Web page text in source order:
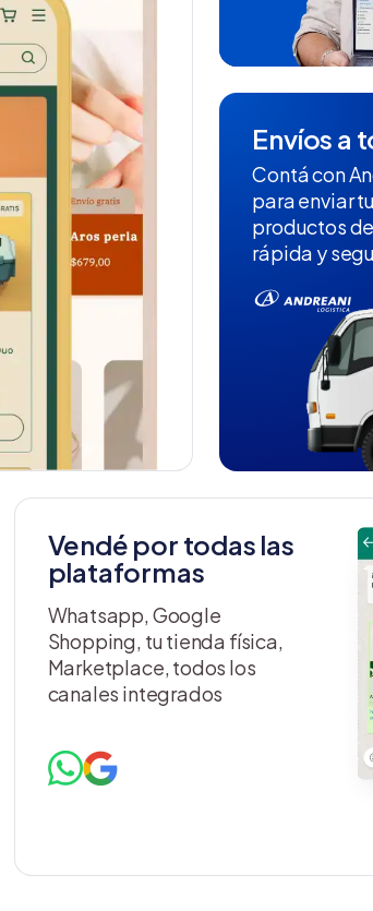
Envíos a
Contá con
para enviar
productos
rápida y
Vendé por todas las
plataformas
Whatsapp, Google
Shopping, tu tienda física,
Marketplace, todos los
canales integrados